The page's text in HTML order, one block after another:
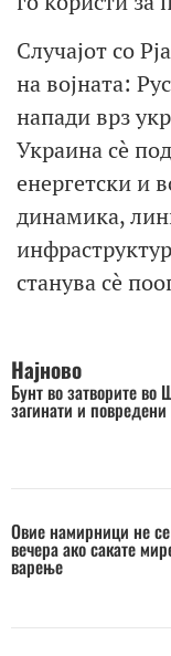
Случајот со
на војната:
напади врз
Украина сè
енергетски и
динамика,
станува сè
Најново
Бунт во затворите
загинати и повредени
Овие намирници не
вечера ако сакате
варење